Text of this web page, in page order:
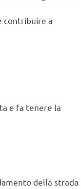
contribuire a
e fa tenere la
della strada